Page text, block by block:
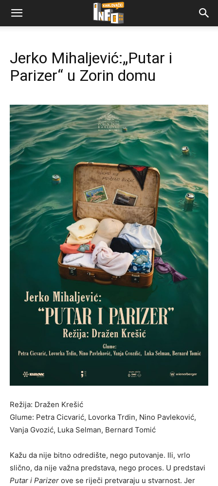
Jerko Mihaljević:„Putar i
Parizer“ u Zorin domu
Režija: Dražen Krešić
Glume: Petra Cicvarić, Lovorka Trdin, Nino Pavleković,
Vanja Gvozić, Luka Selman, Bernard Tomić
Kažu da nije bitno odredište, nego putovanje. Ili, vrlo
slično, da nije važna predstava, nego proces. U predstavi
Putar i Parizer ove se riječi pretvaraju u stvarnost. Jer